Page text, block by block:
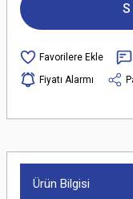
Fiyatı Alarmı
Ürün Bilgisi